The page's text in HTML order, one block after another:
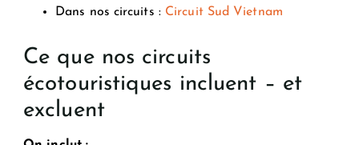
Dans nos circuits : Circuit Sud Vietnam
Ce que nos circuits
écotouristiques incluent – et
excluent